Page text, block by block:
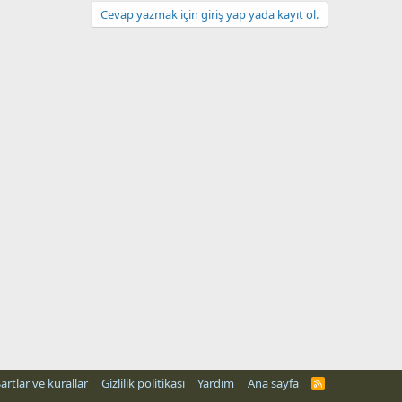
Cevap yazmak için giriş yap yada kayıt ol.
ve kurallar Gizlilik politikası Yardım Ana sayfa
R